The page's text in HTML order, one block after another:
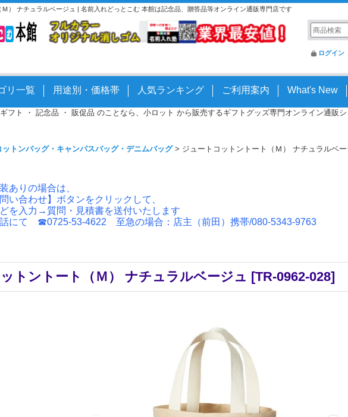
） ナチュラルベージュ | 名前入れどっとこむ 本館は記念品、贈答品等オンライン通販専門店です
ログイン
リ一覧 用途別・価格帯 人気ランキング ご利用案内 What's New
フト ・ 記念品 ・ 販促品 のことなら、小ロット から販売するギフトグッズ専門オンライン通
ットンバッグ・キャンパスバッグ・デニムバッグ > ジュートコットントート（Ｍ） ナチュラルベー
ありの場合は、
い合わせ】ボタンをクリックして、
を入力→質問・見積書を送付いたします
話にて ☎0725-53-4622 至急の場合：店主（前田）携帯/080-5343-9763
トントート（Ｍ） ナチュラルベージュ [TR-0962-028]